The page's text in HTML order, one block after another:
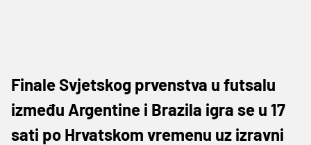
Finale Svjetskog prvenstva u futsalu
između Argentine i Brazila igra se u 17
sati po Hrvatskom vremenu uz izravni